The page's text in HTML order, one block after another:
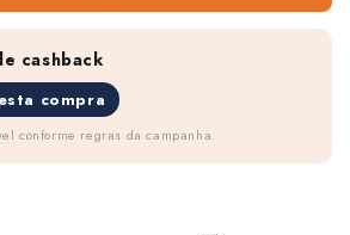
cashback
compra
conforme regras da campanha.